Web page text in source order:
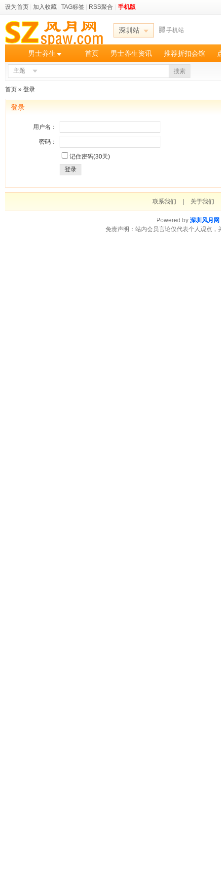
设为首页 加入收藏 TAG标签 RSS聚合 手机版
深圳站 手机站
男士养生 首页 男士养生资讯 推荐折扣会馆
主题 搜索
首页 » 登录
登录
用户名：
密码：
记住密码(30天)
登录
联系我们 关于我们
Powered by 深圳风月网
免责声明：站内会员言论仅代表个人观点